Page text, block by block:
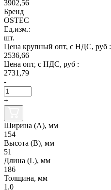
3902,56
Бренд
OSTEC
Ед.изм.:
шт.
Цена крупный опт, с НДС, руб :
2536,66
Цена опт, с НДС, руб :
2731,79
-
+
Ширина (А), мм
154
Высота (В), мм
51
Длина (L), мм
186
Толщина, мм
1.0